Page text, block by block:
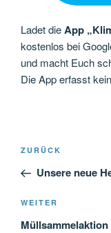
Ladet dieApp
kostenlos bei
und macht Euch
Die App erfasst
Vorheriger
Beitrag
ZURÜCK
Unsere neue
Nächster
Beitrag
WEITER